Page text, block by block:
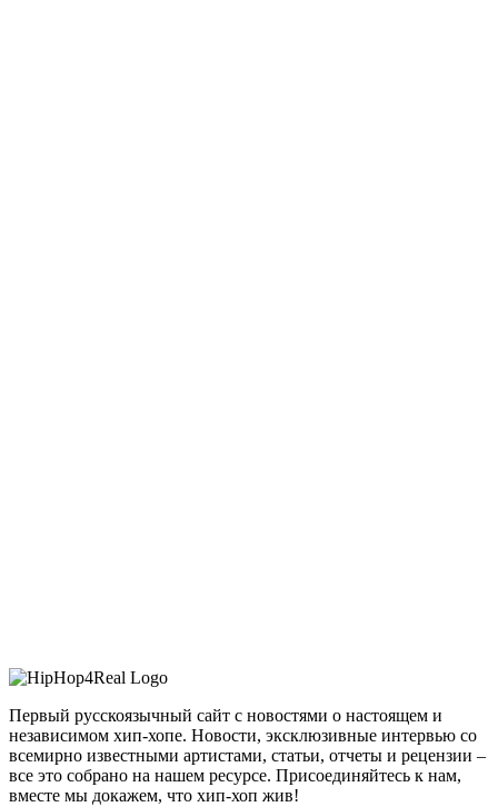
Первый русскоязычный сайт с новостями о настоящем и
независимом хип-хопе. Новости, эксклюзивные интервью со
всемирно известными артистами, статьи, отчеты и рецензии –
все это собрано на нашем ресурсе. Присоединяйтесь к нам,
вместе мы докажем, что хип-хоп жив!